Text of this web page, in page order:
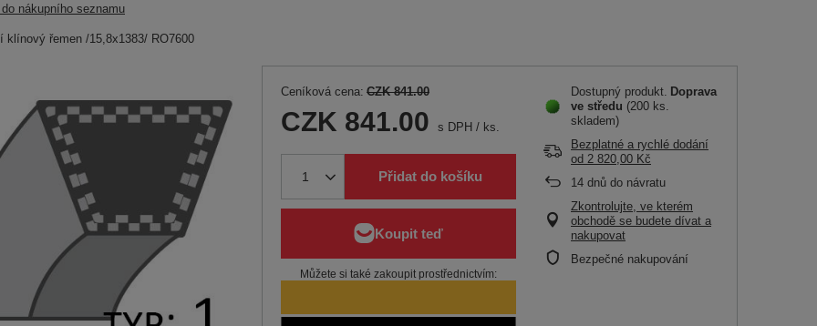
do nákupního seznamu
klínový řemen /15,8x1383/ RO7600
Ceníková cena: CZK 841.00
CZK 841.00 s DPH / ks.
Přidat do košíku
Můžete si také zakoupit prostřednictvím:
Dostupný produkt Doprava
ve středu (200 ks.
skladem)
Bezplatné a rychlé dodání
od 2 820,00 Kč
14 dnů do návratu
Zkontrolujte, ve kterém
obchodě se budete dívat a
nakupovat
Bezpečné nakupování